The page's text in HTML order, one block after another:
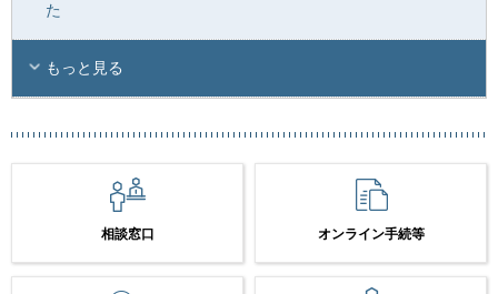
た
もっと見る
相談窓口 オンライン手続等